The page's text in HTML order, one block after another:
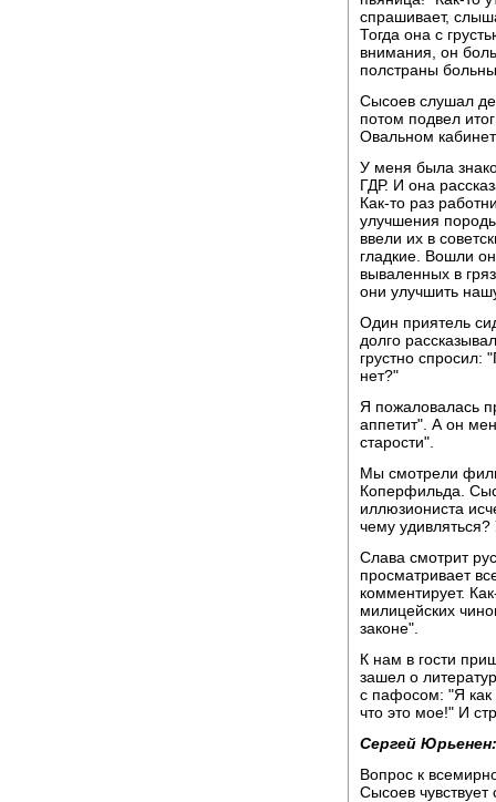
спрашивает,
Тогда она с
внимания, он
полстраны
Сысоев слушал
потом подвел
Овальном
У меня была
ГДР. И она
Как-то раз
улучшения
ввели их в
гладкие. Вошли
вываленных в
они улучшить
Один приятель
долго
грустно
нет?"
Я пожаловалась
аппетит". А он
старости".
Мы смотрели
Коперфильда.
иллюзиониста
чему
Слава смотрит
просматривает
комментирует.
милицейских
законе".
К нам в гости
зашел о
с пафосом: "Я как
что это мое!" И
Сергей Юрьенен:
Вопрос к
Сысоев чувствует